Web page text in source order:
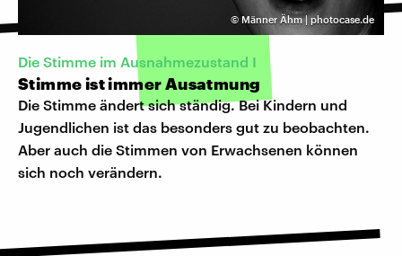
© Männer Ähm | photocase.de
Die Stimme im Ausnahmezustand I
Stimme ist immer Ausatmung
Die Stimme ändert sich ständig. Bei Kindern und
Jugendlichen ist das besonders gut zu beobachten.
Aber auch die Stimmen von Erwachsenen können
sich noch verändern.